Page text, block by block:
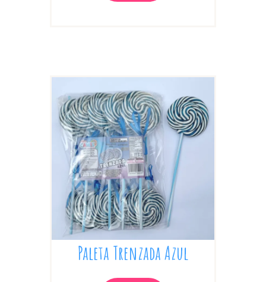
Paleta Trenzada Azul